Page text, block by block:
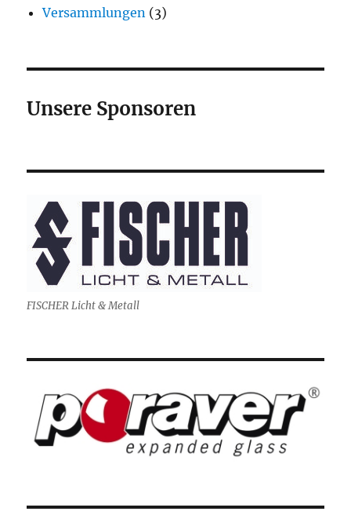
Versammlungen (3)
Unsere Sponsoren
FISCHER Licht & Metall